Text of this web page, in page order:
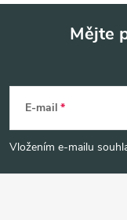
p
Mějte
E-mail
Vložením e-mailu